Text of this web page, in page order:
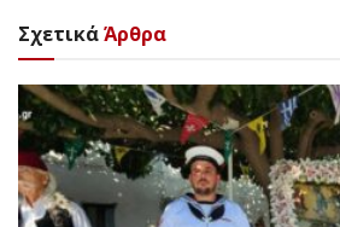
ΣχετικάΆρθρα